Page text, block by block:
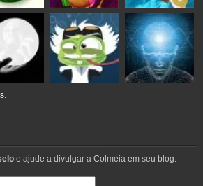
.
e ajude a divulgar a Colmeia em seu blog.